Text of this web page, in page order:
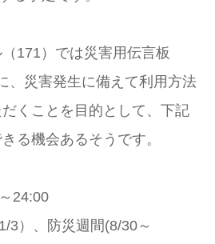
171）では災害用伝言板
、災害発生に備えて利用方法
くことを目的として、下記
る機会あるそうです。
24:00
3）、防災週間(8/30～